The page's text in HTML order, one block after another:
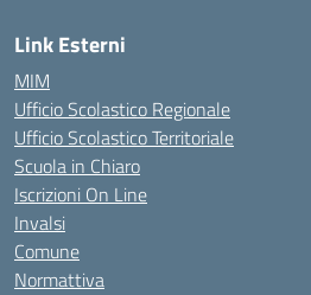
Link Esterni
MIM
Ufficio Scolastico Regionale
Ufficio Scolastico Territoriale
Scuola in Chiaro
Iscrizioni On Line
Invalsi
Comune
Normattiva